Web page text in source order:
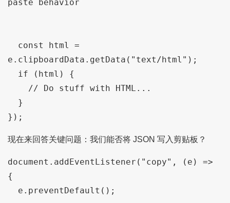
paste behavior
e.clipboardData.getData("text/html");
});
现在来回答关键问题：我们能否将 JSON 写入剪贴板？
document.addEventListener("copy", (e) =>
{